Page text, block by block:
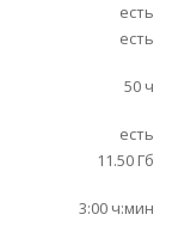
есть
есть
50 ч
есть
11.50 Гб
3:00 ч:мин